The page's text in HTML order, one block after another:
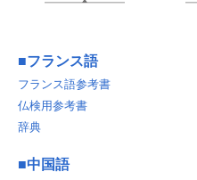
■フランス語
フランス語参考書
仏検用参考書
辞典
■中国語